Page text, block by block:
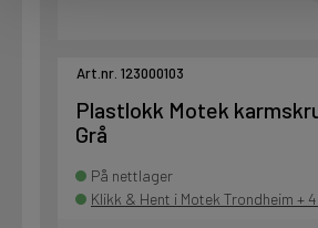
Art.nr. 123000103
Plastlokk Motek
Grå
På nettlager
Klikk & Hent i Motek Trondheim +